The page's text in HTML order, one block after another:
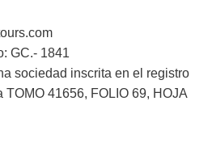
GC.- 1841
sociedad inscrita en el registro
TOMO 41656, FOLIO 69, HOJA